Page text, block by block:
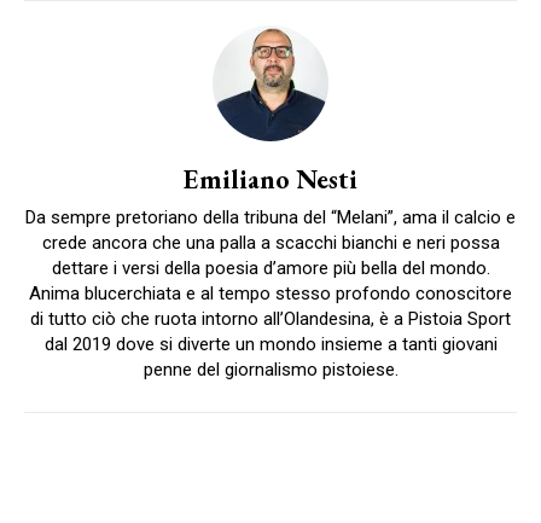
Emiliano Nesti
Da sempre pretoriano della tribuna del “Melani”, ama il calcio e
crede ancora che una palla a scacchi bianchi e neri possa
dettare i versi della poesia d’amore più bella del mondo.
Anima blucerchiata e al tempo stesso profondo conoscitore
di tutto ciò che ruota intorno all’Olandesina, è a Pistoia Sport
dal 2019 dove si diverte un mondo insieme a tanti giovani
penne del giornalismo pistoiese.